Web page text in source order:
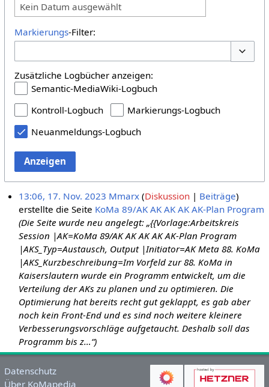
Kein Datum ausgewählt
Markierungs-Filter:
Zusätzliche Logbücher anzeigen:
Semantic-MediaWiki-Logbuch
Kontroll-Logbuch
Markierungs-Logbuch
Neuanmeldungs-Logbuch
Anzeigen
13:06, 17. Nov. 2023 Mmarx Diskussion
Beiträge
erstellte die Seite KoMa 89/AK AK AK AK AK-Plan Program
(Die Seite wurde neu angelegt: „{{Vorlage:Arbeitskreis
Session |AK=KoMa 89/AK AK AK AK AK-Plan Program
|AKS_Typ=Austausch, Output |Initiator=AK Meta 88. KoMa
|AKS_Kurzbeschreibung=Im Vorfeld zur 88. KoMa in
Kaiserslautern wurde ein Programm entwickelt, um die
Verteilung der AKs zu planen und zu optimieren. Die
Optimierung hat bereits recht gut geklappt, es gab aber
noch kein Front-End und es sind noch weitere kleinere
Verbesserungsvorschläge aufgetaucht. Deshalb soll das
Programm bis z…“)
Datenschutz
Über KoMapedia